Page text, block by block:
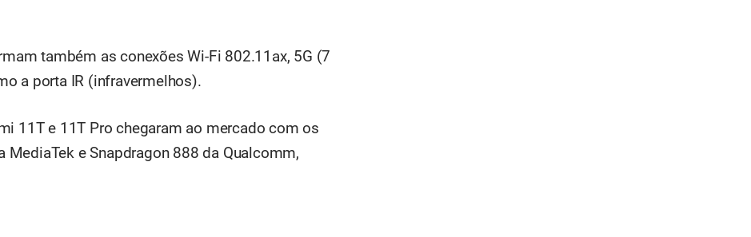
também as conexões Wi-Fi 802.11ax, 5G (7
a porta IR (infravermelhos).
11T e 11T Pro chegaram ao mercado com os
e Snapdragon 888 da Qualcomm,